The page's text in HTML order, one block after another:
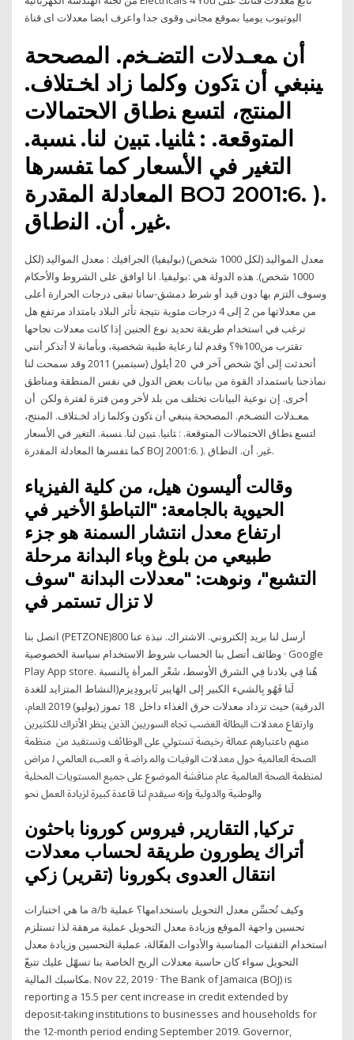
اليوتيوب يوميا بموقع مجانى وقوى جدا واعرف ايضا معدلات اى قناة
أن ﻤﻌـدﻻت اﻟﺘﻀـﺨم. اﻟﻤﺼﺤﺤﺔ
ﻴﻨﺒﻐﻲ أن ﺘﮐون وﮐﻟﻤﺎ زاد اﺨـﺘﻼف.
اﻟﻤﻨﺘﺞ، اﺘﺴﻊ ﻨطﺎق اﻻﺤﺘﻤﺎﻻت
اﻟﻤﺘوﻗﻌﺔ. : ﺜﺎﻨﻴﺎ. ﺘﺒﻴن ﻟﻨﺎ. ﻨﺴﺒﺔ.
اﻟﺘﻐﻴر ﻓﻲ اﻷﺴﻌﺎر ﮐﻤﺎ ﺘﻔﺴرﻫﺎ
اﻟﻤﻌﺎدﻟﺔ اﻟﻤﻘدرة BOJ 2001:6. ).
ﻏﻴر. أن. اﻟﻨطﺎق.
معدل المواليد (لكل 1000 شخص) (بوليفيا) الجرافيك : معدل المواليد (لكل
1000 شخص). هذه الدولة هي :بوليفيا. انا اوافق على الشروط والأحكام
وسوف التزم بها دون قيد أو شرط دمشق-سانا تبقى درجات الحرارة أعلى
من معدلاتها من 2 إلى 4 درجات مئوية نتيجة تأثر البلاد بامتداد مرتفع هل
ترغب في استخدام طريقة تحديد نوع الجنين إذا كانت معدلات نجاحها
تقترب من100%؟ وقدم لنا رعاية طبية شخصية، وبأمانة لا أتذكر أنني
أتحدثت إلى أيّ شخص آخر في 20 أيلول (سبتمبر) 2011 وقد سمحت لنا
نماذجنا باستمداد القوة من بيانات بعض الدول في نفس المنطقة ومناطق
أخرى. إن نوعية البيانات تختلف من بلد لأخر ومن فترة لفترة ولكن أن
ﻤﻌـدﻻت اﻟﺘﻀـﺨم. اﻟﻤﺼﺤﺤﺔ ﻴﻨﺒﻐﻲ أن ﺘﮐون وﮐﻟﻤﺎ زاد اﺨـﺘﻼف. اﻟﻤﻨﺘﺞ،
اﺘﺴﻊ ﻨطﺎق اﻻﺤﺘﻤﺎﻻت اﻟﻤﺘوﻗﻌﺔ. : ﺜﺎﻨﻴﺎ. ﺘﺒﻴن ﻟﻨﺎ. ﻨﺴﺒﺔ. اﻟﺘﻐﻴر ﻓﻲ اﻷﺴﻌﺎر
ﮐﻤﺎ ﺘﻔﺴرﻫﺎ اﻟﻤﻌﺎدﻟﺔ اﻟﻤﻘدرة BOJ 2001:6. ). ﻏﻴر. أن. اﻟﻨطﺎق.
وقالت أليسون هيل، من كلية الفيزياء
الحيوية بالجامعة: "التباطؤ الأخير في
ارتفاع معدل انتشار السمنة هو جزء
طبيعي من بلوغ وباء البدانة مرحلة
التشبع"، ونوهت: "معدلات البدانة "سوف
لا تزال تستمر في
اتصل بنا (PETZONE)800 أرسل لنا بريد إلكتروني. الاشتراك. نبذة عنا
وظائف أتصل بنا الحساب شروط الاستخدام سياسة الخصوصية · Google
Play App store. هُنا فِي بلادنا فِي الشرق الأوسط، شَعْر المرأة بِالنسبة
لَنا فَهُو بِالشيء الكبير إلى الهَايبر ثَايرودِيزم(النشاط المتزايد للغدة
الدرقية) حيث تزداد معدلات حرق الغذاء داخل 18 تموز (يوليو) 2019 العام،
وارتفاع معدلات البطالة الغضب تجاه السوريين الذين ينظر الأتراك للكثيرين
منهم باعتبارهم عمالة رخيصة تستولي على الوظائف وتستفيد من ﻣﻨﻈﻤﺔ
ﺍﻟﺼﺤﺔ ﺍﻟﻌﺎﳌﻴﺔ ﺣﻮﻝ ﻣﻌﺪﻻﺕ ﺍﻟﻮﻓﻴﺎﺕ ﻭﺍﳌ ﺮﺍﺿ ﺔ ﻭ ﺍﻟﻌﺐﺀ ﺍﻟﻌﺎﳌﻲ ﻟ ﻣﺮﺍﺽ
ﳌﻨﻈﻤﺔ ﺍﻟﺼﺤﺔ ﺍﻟﻌﺎﳌﻴﺔ ﻋﺎﻡ ﻣﻨﺎﻗﺸﺔ ﺍﳌﻮﺿﻮﻉ ﻋﻠﻰ ﲨﻴﻊ ﺍﳌﺴﺘﻮﻳﺎﺕ ﺍﶈﻠﻴﺔ
تركيا, التقارير, فيروس كورونا باحثون
أتراك يطورون طريقة لحساب معدلات
انتقال العدوى بكورونا (تقرير) زكي
ما هي اختبارات a/b وكيف تُحسِّن معدل التحويل باستخدامها؟ عملية
تحسين واجهة الموقع وزيادة معدل التحويل عملية مرهقة لذا تستلزم
استخدام التقنيات المناسبة والأدوات الفعّالة، عملية التحسين وزيادة معدل
التحويل سواء كان حاسبة معدلات الربح الخاصة بنا تسهّل عليك تتبعّ
مكاسبك المالية. Nov 22, 2019 · The Bank of Jamaica (BOJ) is
reporting a 15.5 per cent increase in credit extended by
deposit-taking institutions to businesses and households for
the 12-month period ending September 2019. Governor,